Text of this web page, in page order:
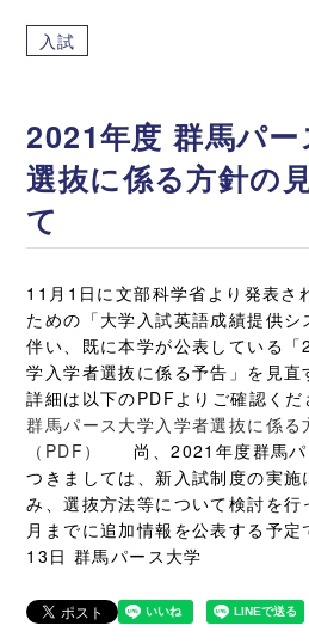
入試
2021年度 群馬パ
選抜に係る方針の
て
11月1日に文部科学省より発表さ
ための「大学入試英語成績提供シ
伴い、既に本学が公表している
学入学者選抜に係る予告」を見
詳細は以下のPDFよりご確認
群馬パース大学入学者選抜に係る
（PDF）
尚、2021年度群馬パ
つきましては、新入試制度の実
み、選抜方法等について検討を
月までに追加情報を公表する
13日 群馬パース大学